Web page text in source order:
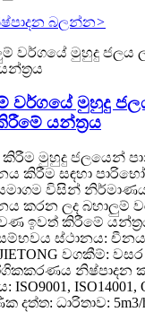
බලන්න>
වර්ගයේ මුහුදු
යන්ත්‍රය
කිරීම මුහුදු ජලයෙන්
කිරීම සඳහා
විසින්
කරන ලද බහාලුම්
ඉවත් කිරීමේ
ස්ථානය:
වගකීම්:
නිෂ්පාදන
ISO14001,
දත්ත: ධාරිතාව: 5m3/